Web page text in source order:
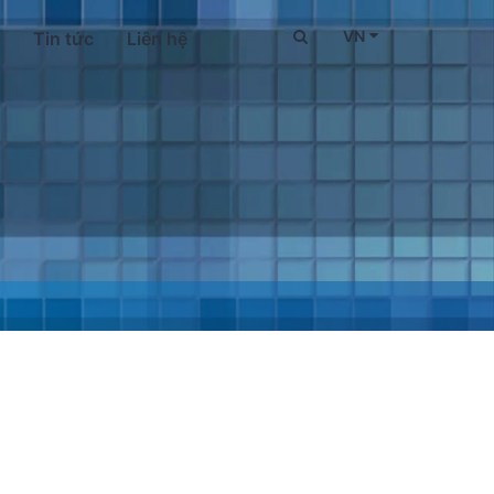
Tin tức Liên hệ VN